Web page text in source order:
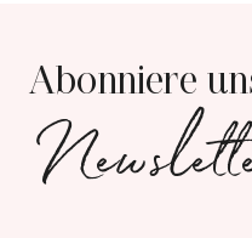
Abonniere